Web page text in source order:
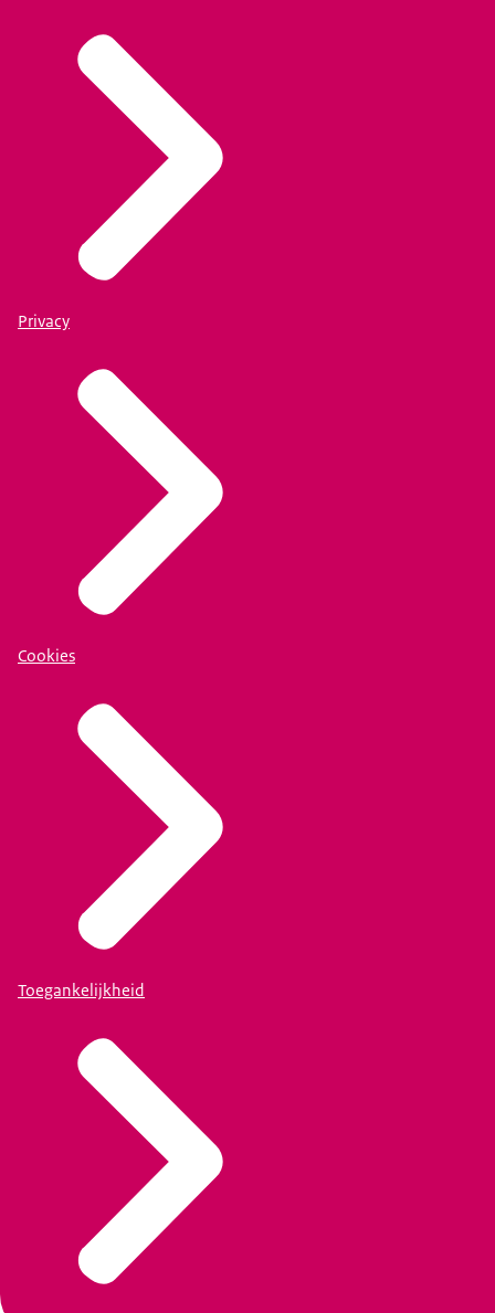
Privacy
Cookies
Toegankelijkheid